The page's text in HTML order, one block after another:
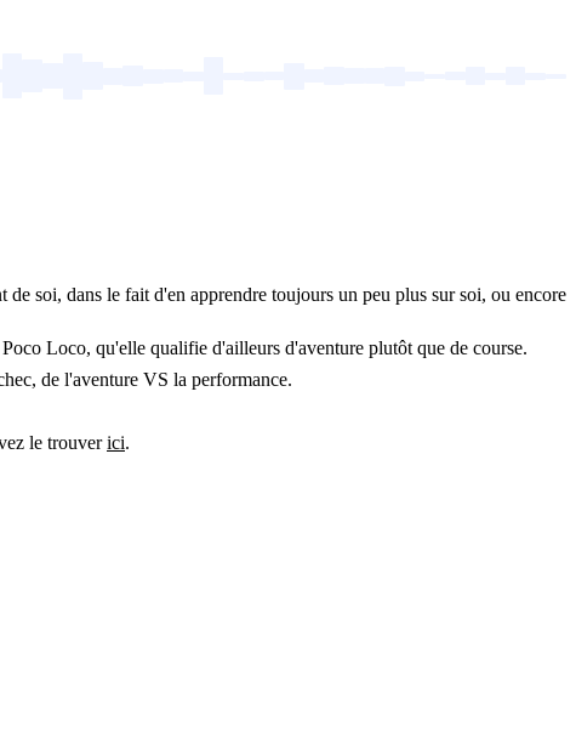
soi, dans le fait d'en apprendre toujours un peu plus sur soi, ou encore
Loco, qu'elle qualifie d'ailleurs d'aventure plutôt que de course.
de l'aventure VS la performance.
le trouverici.